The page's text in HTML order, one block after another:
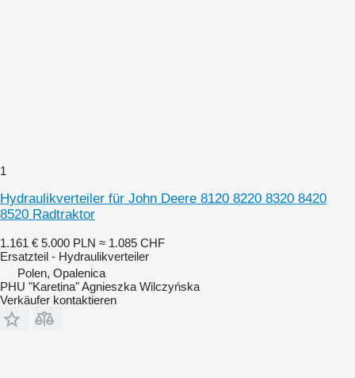
1
Hydraulikverteiler für John Deere 8120 8220 8320 8420
8520 Radtraktor
1.161 € 5.000 PLN ≈ 1.085 CHF
Ersatzteil - Hydraulikverteiler
Polen, Opalenica
PHU "Karetina" Agnieszka Wilczyńska
Verkäufer kontaktieren